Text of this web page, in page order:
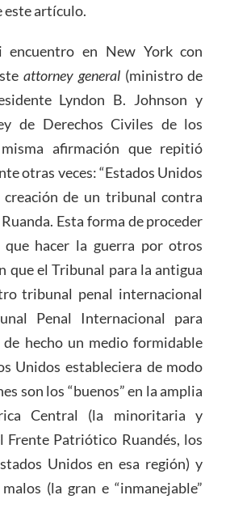
este artículo.
encuentro en New York con
attorney general(ministro de
Lyndon B. Johnson y
de Derechos Civiles de los
afirmación que repitió
otras veces: “Estados Unidos
de un tribunal contra
Esta forma de proceder
hacer la guerra por otros
que el Tribunal para la antigua
tribunal penal internacional
Penal Internacional para
de hecho un medio formidable
Unidos estableciera de modo
son los “buenos” en la amplia
Central (la minoritaria y
Patriótico Ruandés, los
Unidos en esa región) y
(la gran e “inmanejable”